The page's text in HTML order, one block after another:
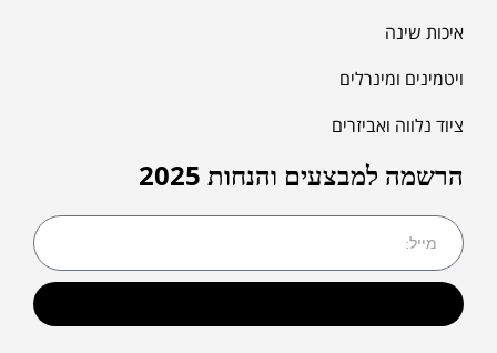
איכות שינה
ויטמינים ומינרלים
ציוד נלווה ואביזרים
הרשמה למבצעים והנחות 2025